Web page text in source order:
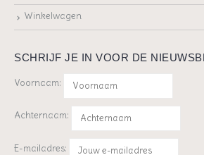
Winkelwagen
SCHRIJF JE IN VOOR DE
Voornaam:
Achternaam:
E-mailadres: